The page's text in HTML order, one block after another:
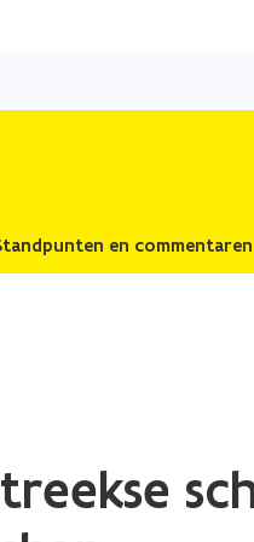
en commentaren